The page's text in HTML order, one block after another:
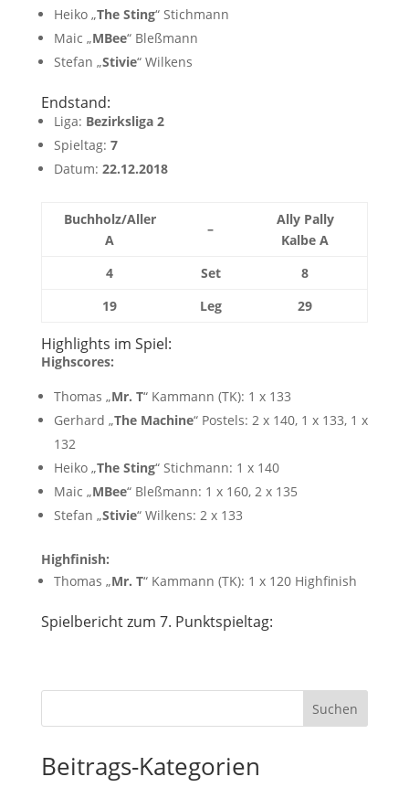
Heiko „The Sting“ Stichmann
Maic „MBee“ Bleßmann
Stefan „Stivie“ Wilkens
Endstand:
Liga: Bezirksliga 2
Spieltag: 7
Datum: 22.12.2018
Buchholz/Aller
A
–
Ally Pally
Kalbe A
4
Set
8
19
Leg 29
Highlights im Spiel:
Highscores:
Thomas „Mr. T“ Kammann (TK): 1 x 133
Gerhard „The Machine“ Postels: 2 x 140, 1 x 133, 1 x
132
Heiko „The Sting“ Stichmann: 1 x 140
Maic „MBee“ Bleßmann: 1 x 160, 2 x 135
Stefan „Stivie“ Wilkens: 2 x 133
Highfinish:
Thomas „Mr. T“ Kammann (TK): 1 x 120 Highfinish
Spielbericht zum 7. Punktspieltag:
Beitrags-Kategorien